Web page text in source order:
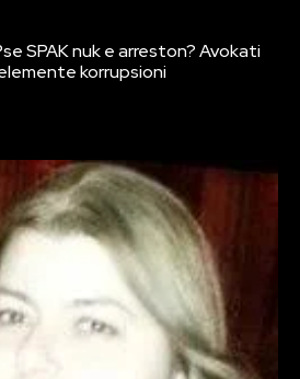
SPAK nuk e arreston? Avokati
korrupsioni